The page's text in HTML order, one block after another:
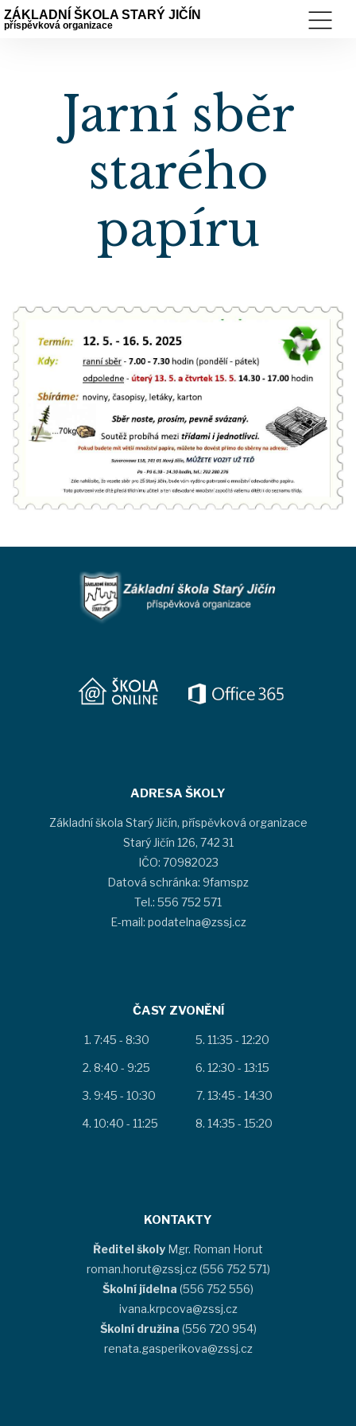
ZÁKLADNÍ ŠKOLA STARÝ JIČÍN
příspěvková organizace
Jarní sběr
starého
papíru
ADRESA ŠKOLY
Základní škola Starý Jičín, příspěvková organizace
Starý Jičín 126, 742 31
IČO: 70982023
Datová schránka: 9famspz
Tel.: 556 752 571
E-mail: podatelna@zssj.cz
ČASY ZVONĚNÍ
7:45 - 8:30
8:40 - 9:25
9:45 - 10:30
10:40 - 11:25
11:35 - 12:20
12:30 - 13:15
13:45 - 14:30
14:35 - 15:20
KONTAKTY
Ředitel školy Mgr. Roman Horut
roman.horut@zssj.cz (556 752 571)
Školní jídelna (556 752 556)
ivana.krpcova@zssj.cz
Školní družina (556 720 954)
renata.gasperikova@zssj.cz